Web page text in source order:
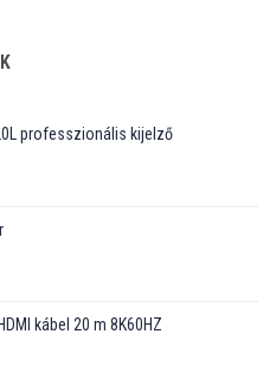
76.499 Ft.
professzionális kijelző
kábel 20 m 8K60HZ